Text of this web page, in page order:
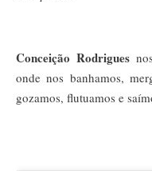
Conceição Rodrigues
onde nos banhamos,
gozamos, flutuamos e